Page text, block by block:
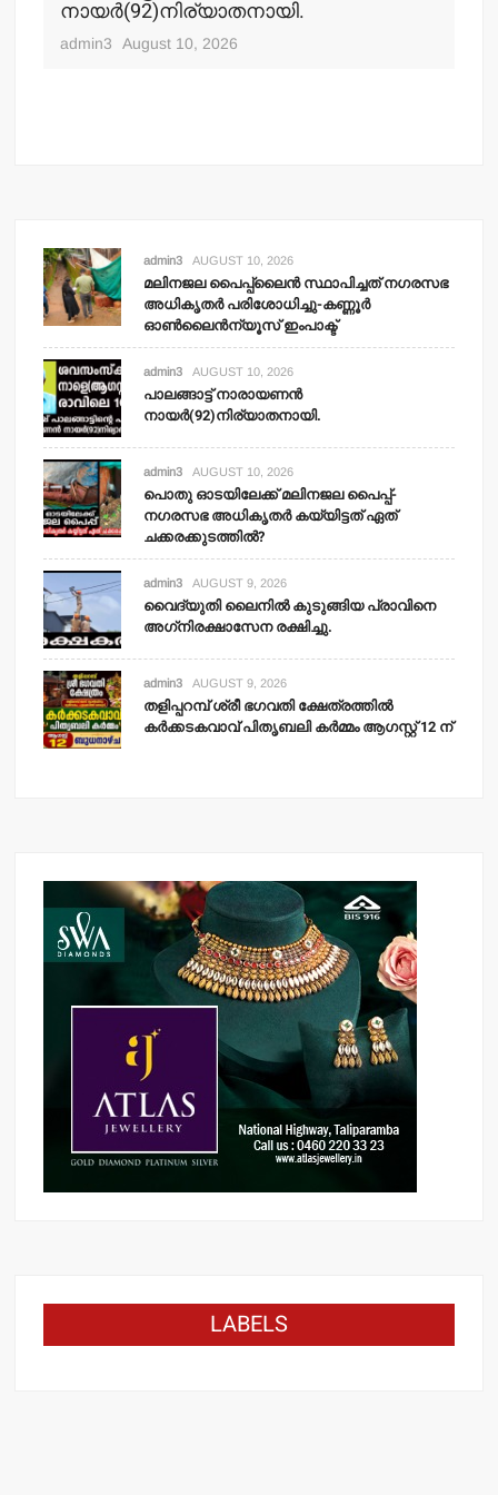
നായര്‍(92)നിര്യാതനായി.
admin3 August 10, 2026
admin3 AUGUST 10, 2026
മലിനജല പൈപ്പ്‌ലൈന്‍ സ്ഥാപിച്ചത് നഗരസഭ
അധികൃതര്‍ പരിശോധിച്ചു-കണ്ണൂര്‍
ഓണ്‍ലൈന്‍ന്യൂസ് ഇംപാക്ട്‌
admin3 AUGUST 10, 2026
പാലങ്ങാട്ട് നാരായണന്‍
നായര്‍(92)നിര്യാതനായി.
admin3 AUGUST 10, 2026
പൊതു ഓടയിലേക്ക് മലിനജല പൈപ്പ്-
നഗരസഭ അധികൃതര്‍ കയ്യിട്ടത് ഏത്
ചക്കരക്കുടത്തില്‍?
admin3 AUGUST 9, 2026
വൈദ്യുതി ലൈനില്‍ കുടുങ്ങിയ പ്രാവിനെ
അഗ്‌നിരക്ഷാസേന രക്ഷിച്ചു.
admin3 AUGUST 9, 2026
തളിപ്പറമ്പ് ശ്രീ ഭഗവതി ക്ഷേത്രത്തില്‍
കര്‍ക്കടകവാവ് പിതൃബലി കര്‍മ്മം ആഗസ്റ്റ് 12 ന്
LABELS